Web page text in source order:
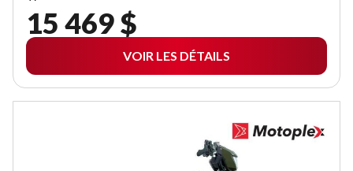
15 469 $
VOIR LES DÉTAILS